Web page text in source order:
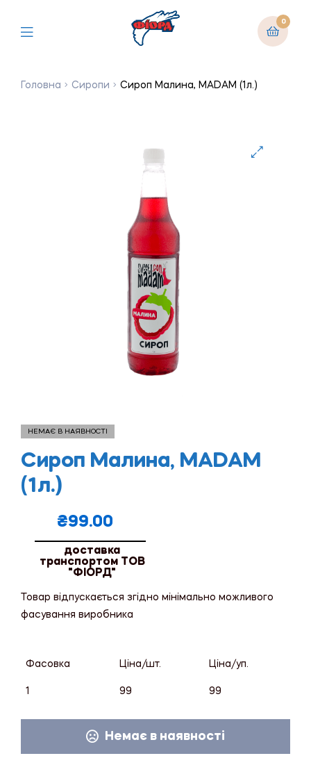
0
Головна Сиропи Сироп Малина, MADAM (1л.)
НЕМАЄ В НАЯВНОСТІ
Сироп Малина, MADAM
(1л.)
₴99.00
доставка
транспортом ТОВ
"ФІОРД"
Товар відпускається згідно мінімально можливого
фасування виробника
Фасовка Ціна/шт. Ціна/уп.
1 99 99
Немає в наявності